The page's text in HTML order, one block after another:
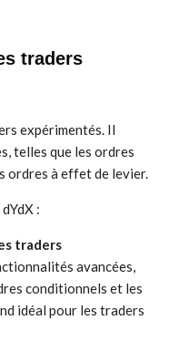
traders
expérimentés. Il
telles que les ordres
ordres à effet de levier.
:
traders
avancées,
conditionnels et les
idéal pour les traders